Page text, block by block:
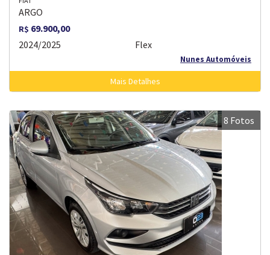
ARGO
R$ 69.900,00
2024/2025
Flex
Nunes Automóveis
Mais Detalhes
8 Fotos